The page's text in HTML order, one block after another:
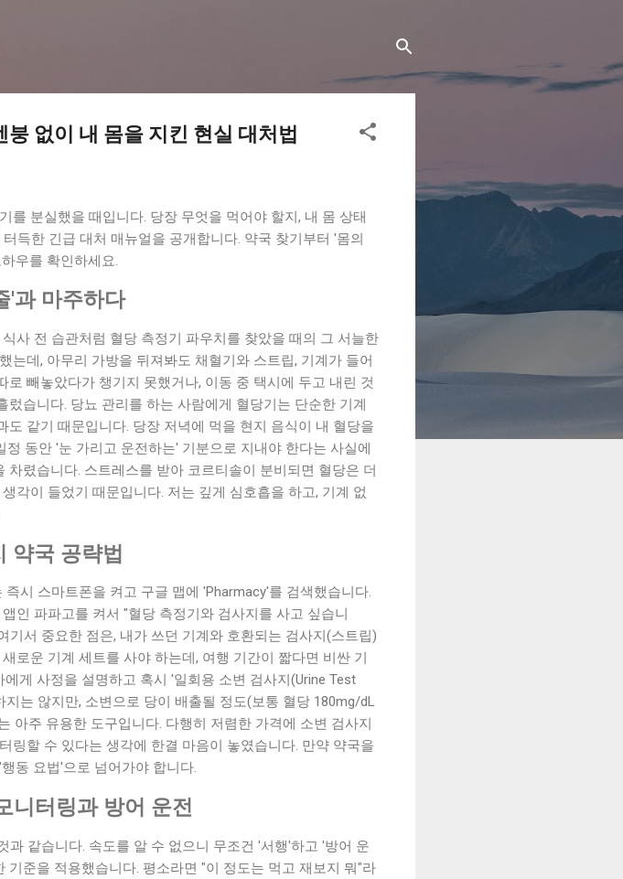
없이 내 몸을 지킨 현실 대처법
를 분실했을 때입니다. 당장 무엇을 먹어야 할지, 내 몸 상태
득한 긴급 대처 매뉴얼을 공개합니다. 약국 찾기부터 '몸의
우를 확인하세요.
'과 마주하다
사 전 습관처럼 혈당 측정기 파우치를 찾았을 때의 그 서늘한
는데, 아무리 가방을 뒤져봐도 채혈기와 스트립, 기계가 들어
빼놓았다가 챙기지 못했거나, 이동 중 택시에 두고 내린 것
습니다. 당뇨 관리를 하는 사람에게 혈당기는 단순한 기계
같기 때문입니다. 당장 저녁에 먹을 현지 음식이 내 혈당을
동안 '눈 가리고 운전하는' 기분으로 지내야 한다는 사실에
렸습니다. 스트레스를 받아 코르티솔이 분비되면 혈당은 더
각이 들었기 때문입니다. 저는 깊게 심호흡을 하고, 기계 없
약국 공략법
시 스마트폰을 켜고 구글 맵에 'Pharmacy'를 검색했습니다.
인 파파고를 켜서 "혈당 측정기와 검사지를 사고 싶습니
서 중요한 점은, 내가 쓰던 기계와 호환되는 검사지(스트립)
로운 기계 세트를 사야 하는데, 여행 기간이 짧다면 비싼 기
게 사정을 설명하고 혹시 '일회용 소변 검사지(Urine Test
는 않지만, 소변으로 당이 배출될 정도(보통 혈당 180mg/dL
아주 유용한 도구입니다. 다행히 저렴한 가격에 소변 검사지
링할 수 있다는 생각에 한결 마음이 놓였습니다. 만약 약국을
동 요법'으로 넘어가야 합니다.
니터링과 방어 운전
같습니다. 속도를 알 수 없으니 무조건 '서행'하고 '방어 운
준을 적용했습니다. 평소라면 "이 정도는 먹고 재보지 뭐"라